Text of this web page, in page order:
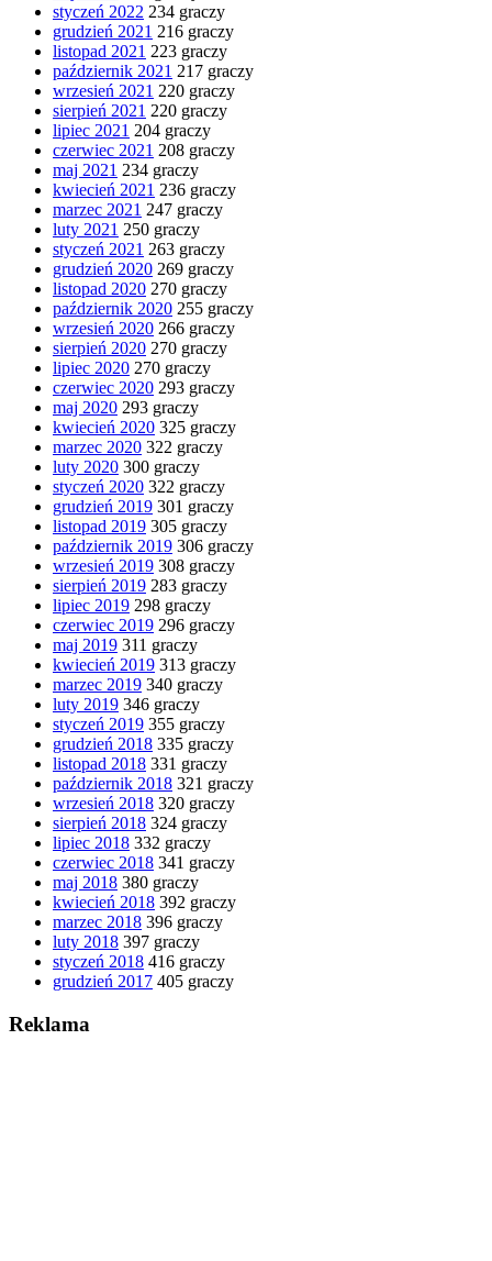
styczeń 2022 234 graczy
grudzień 2021 216 graczy
listopad 2021 223 graczy
październik 2021 217 graczy
wrzesień 2021 220 graczy
sierpień 2021 220 graczy
lipiec 2021 204 graczy
czerwiec 2021 208 graczy
maj 2021 234 graczy
kwiecień 2021 236 graczy
marzec 2021 247 graczy
luty 2021 250 graczy
styczeń 2021 263 graczy
grudzień 2020 269 graczy
listopad 2020 270 graczy
październik 2020 255 graczy
wrzesień 2020 266 graczy
sierpień 2020 270 graczy
lipiec 2020 270 graczy
czerwiec 2020 293 graczy
maj 2020 293 graczy
kwiecień 2020 325 graczy
marzec 2020 322 graczy
luty 2020 300 graczy
styczeń 2020 322 graczy
grudzień 2019 301 graczy
listopad 2019 305 graczy
październik 2019 306 graczy
wrzesień 2019 308 graczy
sierpień 2019 283 graczy
lipiec 2019 298 graczy
czerwiec 2019 296 graczy
maj 2019 311 graczy
kwiecień 2019 313 graczy
marzec 2019 340 graczy
luty 2019 346 graczy
styczeń 2019 355 graczy
grudzień 2018 335 graczy
listopad 2018 331 graczy
październik 2018 321 graczy
wrzesień 2018 320 graczy
sierpień 2018 324 graczy
lipiec 2018 332 graczy
czerwiec 2018 341 graczy
maj 2018 380 graczy
kwiecień 2018 392 graczy
marzec 2018 396 graczy
luty 2018 397 graczy
styczeń 2018 416 graczy
grudzień 2017 405 graczy
Reklama